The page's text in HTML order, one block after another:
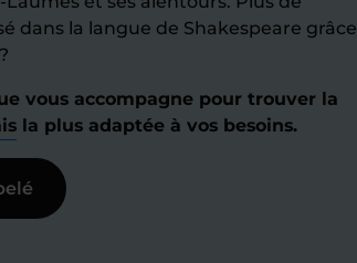
dans la langue de Shakespeare grâce
vous accompagne pour trouver la
la plus adaptée à vos besoins.